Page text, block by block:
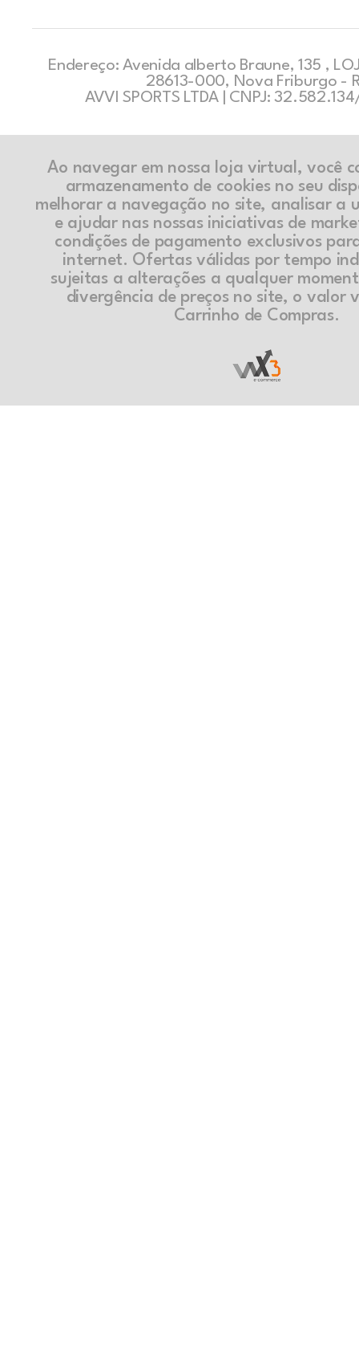
Endereço: Avenida alberto Braune, 135 ,
28613-000, Nova Friburgo -
AVVI SPORTS LTDA | CNPJ:
Ao navegar em nossa loja virtual, você
armazenamento de cookies no seu
melhorar a navegação no site, analisar a
e ajudar nas nossas iniciativas de
condições de pagamento exclusivos
internet. Ofertas válidas por tempo
sujeitas a alterações a qualquer
divergência de preços no site, o valor
Carrinho de Compras.